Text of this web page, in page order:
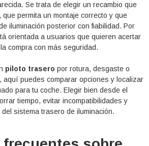
Se trata de elegir un recambio que
permita un montaje correcto y que
iluminación posterior con fiabilidad. Por
orientada a usuarios que quieren acertar
compra con más seguridad.
piloto trasero por rotura, desgaste o
aquí puedes comparar opciones y localizar
para tu coche. Elegir bien desde el
tiempo, evitar incompatibilidades y
sistema trasero de iluminación.